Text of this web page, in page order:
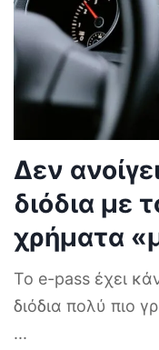
Δεν
διόδια με
χρήματα
Το e-pass έχει
διόδια πολύ πιο
...